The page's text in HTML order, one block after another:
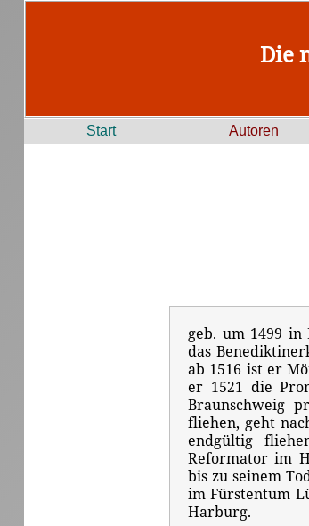
Die
Start Autoren
geb. um 1499
das
ab 1516 ist er
er 1521 die
Braunschweig
fliehen, geht
endgültig
Reformator im
bis zu seinem
im Fürstentum
Harburg.